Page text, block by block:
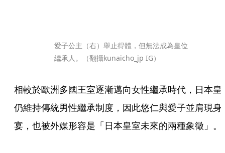
愛子公主（右）舉止得體，但無法成為皇位
繼承人。（翻攝kunaicho_jp IG）
相較於歐洲多國王室逐漸邁向女性繼承時代，日本皇
仍維持傳統男性繼承制度，因此悠仁與愛子並肩現身
宴，也被外媒形容是「日本皇室未來的兩種象徵」。